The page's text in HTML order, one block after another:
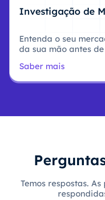
Investigação de
Entenda o seu
da sua mão antes
Saber mais
Temos respostas.